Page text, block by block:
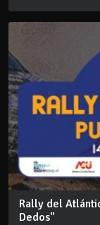
Rally del
Dedos"